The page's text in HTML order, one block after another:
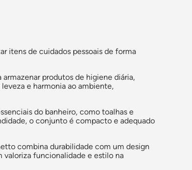
itens de cuidados pessoais de forma
produtos de higiene diária,
e harmonia ao ambiente,
do banheiro, como toalhas e
o conjunto é compacto e adequado
combina durabilidade com um design
valoriza funcionalidade e estilo na